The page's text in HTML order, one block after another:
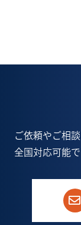
5月(9)
4月(8)
6月(6)
5月(6)
7月(6)
6月(9)
5月(1)
1月(1)
ご依頼やご相
全国対応可能で